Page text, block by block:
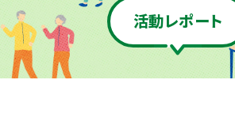
活動レポート